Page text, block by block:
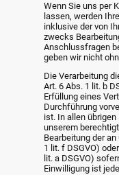
Wenn Sie uns per
lassen, werden
inklusive der von
zwecks
Anschlussfragen
geben wir nicht
Die Verarbeitung
Art. 6 Abs. 1 lit. b
Erfüllung eines
Durchführung
ist. In allen
unserem
Bearbeitung der
1 lit. f DSGVO)
lit. a DSGVO)
Einwilligung ist